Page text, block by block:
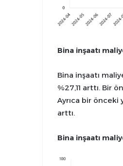
Bina inşaatı
Bina inşaatı
%27,11 arttı. Bir
Ayrıca bir önceki
arttı.
Bina inşaatı